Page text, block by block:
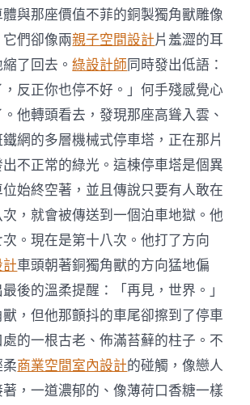
與那座價值不菲的銅製獨角獸雕像
們卻像兩親子空間設計片羞澀的耳
了回去。綠設計師同時發出低語：
，反正你也停不好。」何手殘感覺心
他轉頭看去，發現那座高聳入雲、
網的多層機械式停車塔，正在那片
不正常的綠光。這棟停車塔是個異
始終空著，並且傳說只要有人敢在
，就會被傳送到一個泊車地獄。他
。現在是第十八次。他打了方向
車頭朝著銅獨角獸的方向猛地偏
後的溫柔提醒：「再見，世界。」
，但他那顫抖的車尾卻擦到了停車
的一根古老、佈滿苔蘚的柱子。不
商業空間室內設計的碰觸，像戀人
，一道濃郁的、像薄荷口香糖一樣